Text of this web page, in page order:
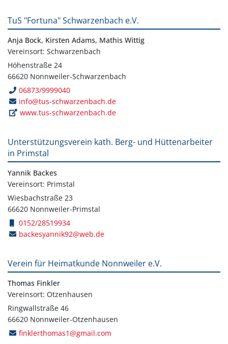
TuS "Fortuna" Schwarzenbach e.V.
Anja Bock, Kirsten Adams, Mathis Wittig
Vereinsort: Schwarzenbach
Höhenstraße 24
66620 Nonnweiler-Schwarzenbach
06873/9999040
info@tus-schwarzenbach.de
www.tus-schwarzenbach.de
Unterstützungsverein kath. Berg- und Hüttenarbeiter
in Primstal
Yannik Backes
Vereinsort: Primstal
Wiesbachstraße 23
66620 Nonnweiler-Primstal
0152/28519934
backesyannik92@web.de
Verein für Heimatkunde Nonnweiler e.V.
Thomas Finkler
Vereinsort: Otzenhausen
Ringwallstraße 46
66620 Nonnweiler-Otzenhausen
finklerthomas1@gmail.com